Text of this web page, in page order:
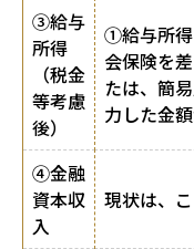
③給与
所得
（税金
等考慮
後）
①給与所
会保険を
たは、簡
力した金
④金融
資本収
入
現状は、